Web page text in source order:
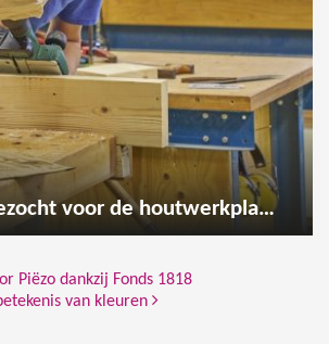
Vrijwilligers gezocht voor de houtwerkplaats
Piëzo dankzij Fonds 1818
van kleuren